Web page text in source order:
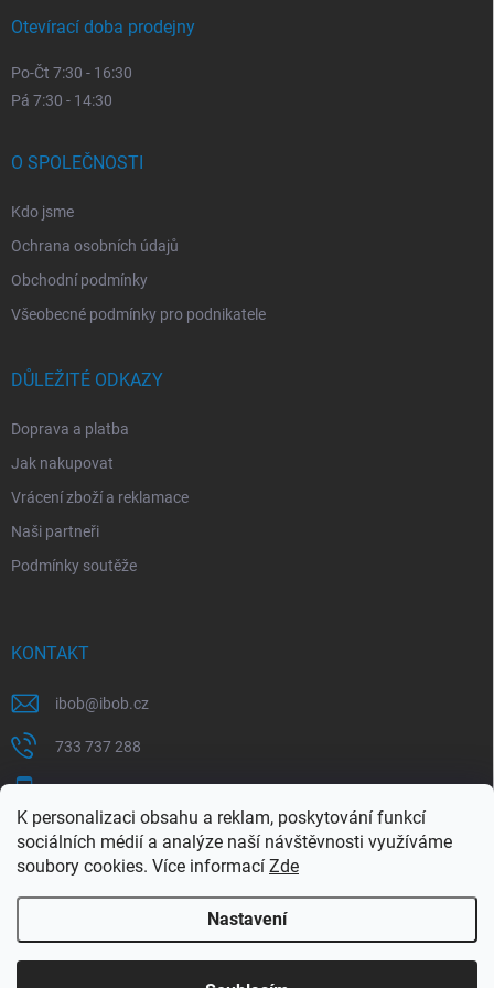
K personalizaci obsahu a reklam, poskytování funkcí
sociálních médií a analýze naší návštěvnosti využíváme
soubory cookies. Více informací Zde
Nastavení
Využijte naší letní akce, kde na Vás čeká spousta
Otevírací doba prodejny
Po-Čt 7:30 - 16:30
Pá 7:30 - 14:30
O SPOLEČNOSTI
Kdo jsme
Ochrana osobních údajů
Obchodní podmínky
Všeobecné podmínky pro podnikatele
DŮLEŽITÉ ODKAZY
Doprava a platba
Jak nakupovat
Vrácení zboží a reklamace
Naši partneři
Podmínky soutěže
KONTAKT
ibob@ibob.cz
733 737 288
607 069 561
Sledujte nás na Facebooku !
ibob_s.r.o/
Copyright 2026ibob s.r.o.. Všechna práva vyhrazena.Upravit nastavení
cookies